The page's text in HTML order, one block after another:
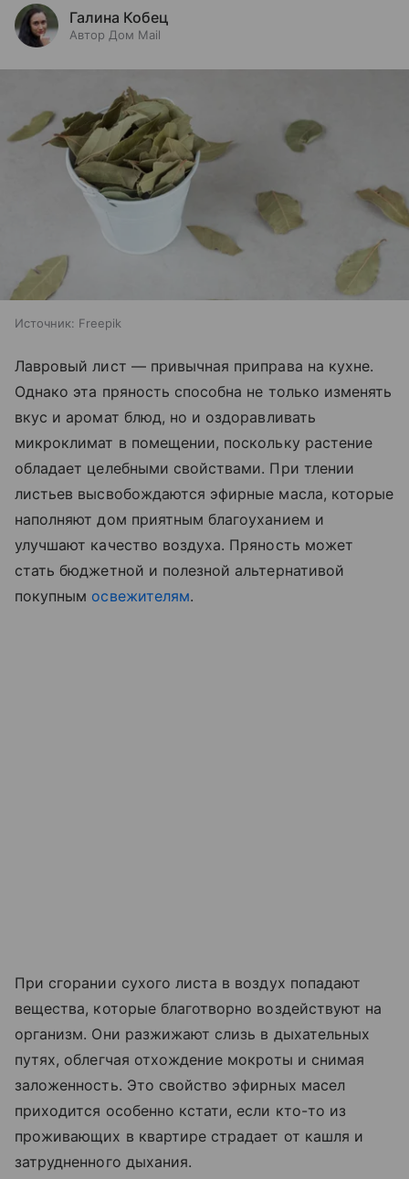
Галина Кобец
Автор Дом Mail
Источник: Freepik
Лавровый лист — привычная приправа на кухне.
Однако эта пряность способна не только изменять
вкус и аромат блюд, но и оздоравливать
микроклимат в помещении, поскольку растение
обладает целебными свойствами. При тлении
листьев высвобождаются эфирные масла, которые
наполняют дом приятным благоуханием и
улучшают качество воздуха. Пряность может
стать бюджетной и полезной альтернативой
покупным освежителям.
При сгорании сухого листа в воздух попадают
вещества, которые благотворно воздействуют на
организм. Они разжижают слизь в дыхательных
путях, облегчая отхождение мокроты и снимая
заложенность. Это свойство эфирных масел
приходится особенно кстати, если кто-то из
проживающих в квартире страдает от кашля и
затрудненного дыхания.